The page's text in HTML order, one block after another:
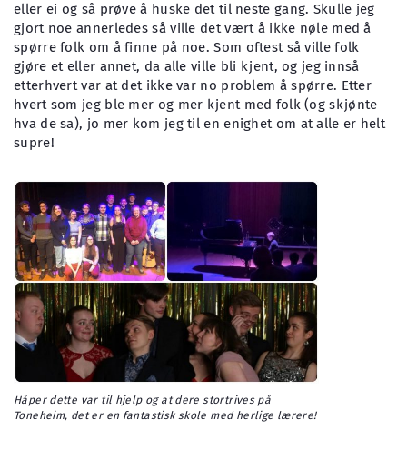
eller ei og så prøve å huske det til neste gang. Skulle jeg
gjort noe annerledes så ville det vært å ikke nøle med å
spørre folk om å finne på noe. Som oftest så ville folk
gjøre et eller annet, da alle ville bli kjent, og jeg innså
etterhvert var at det ikke var no problem å spørre. Etter
hvert som jeg ble mer og mer kjent med folk (og skjønte
hva de sa), jo mer kom jeg til en enighet om at alle er helt
supre!
Håper dette var til hjelp og at dere stortrives på
Toneheim, det er en fantastisk skole med herlige lærere!